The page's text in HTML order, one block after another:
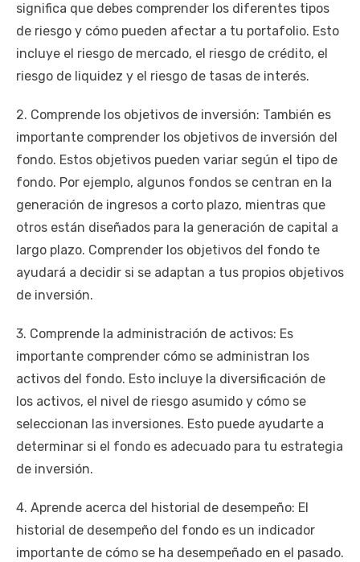
significa que debes comprender los diferentes tipos
de riesgo y cómo pueden afectar a tu portafolio. Esto
incluye el riesgo de mercado, el riesgo de crédito, el
riesgo de liquidez y el riesgo de tasas de interés.
2. Comprende los objetivos de inversión: También es
importante comprender los objetivos de inversión del
fondo. Estos objetivos pueden variar según el tipo de
fondo. Por ejemplo, algunos fondos se centran en la
generación de ingresos a corto plazo, mientras que
otros están diseñados para la generación de capital a
largo plazo. Comprender los objetivos del fondo te
ayudará a decidir si se adaptan a tus propios objetivos
de inversión.
3. Comprende la administración de activos: Es
importante comprender cómo se administran los
activos del fondo. Esto incluye la diversificación de
los activos, el nivel de riesgo asumido y cómo se
seleccionan las inversiones. Esto puede ayudarte a
determinar si el fondo es adecuado para tu estrategia
de inversión.
4. Aprende acerca del historial de desempeño: El
historial de desempeño del fondo es un indicador
importante de cómo se ha desempeñado en el pasado.